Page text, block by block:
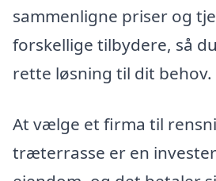
sammenligne priser og
forskellige tilbydere, så
rette løsning til dit behov.
At vælge et firma til
træterrasse er en